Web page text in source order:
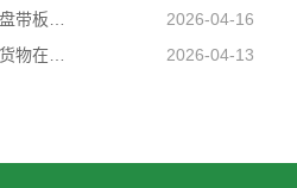
2026-04-16
2026-04-13